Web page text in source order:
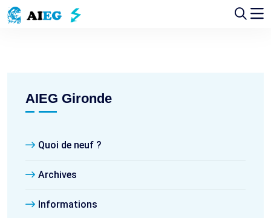
AIEG Gironde
Quoi de neuf ?
Archives
Informations